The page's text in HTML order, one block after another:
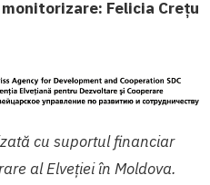
Felicia Crețu
cu suportul financiar
al Elveției în Moldova.